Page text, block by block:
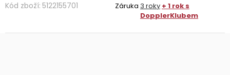
Kód zboží: 5122155701 Záruka 3 roky + 1 rok s
DopplerKlubem